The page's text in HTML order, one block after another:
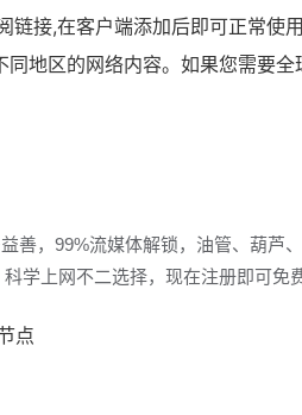
接,在客户端添加后即可正常使
地区的网络内容。如果您需要
善，99%流媒体解锁，油管、葫芦
学上网不二选择，现在注册即可免
点